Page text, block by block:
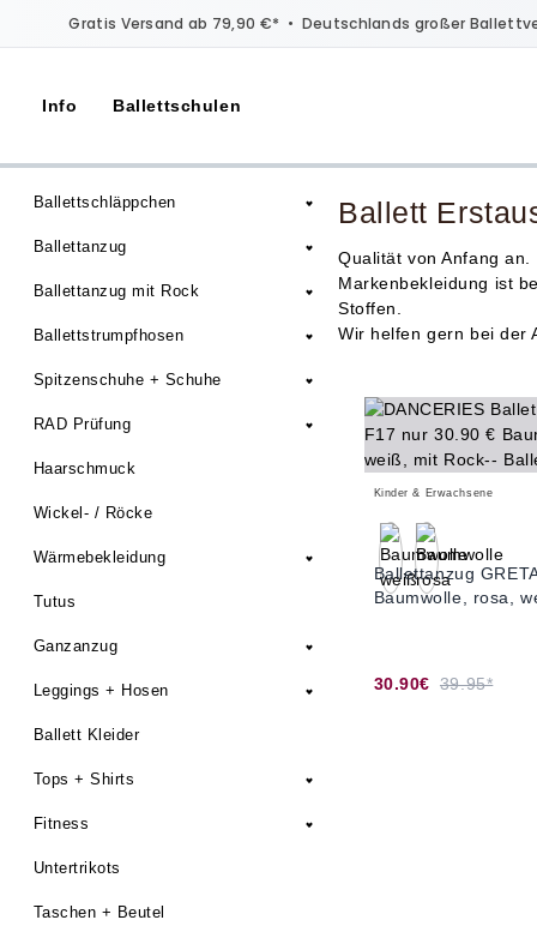
Gratis Versand ab 79,90 €* • Deutschlands großer
Info Ballettschulen
Ballettschläppchen
Ballettanzug
Ballettanzug mit Rock
Ballettstrumpfhosen
Spitzenschuhe + Schuhe
RAD Prüfung
Haarschmuck
Wickel- / Röcke
Wärmebekleidung
Tutus
Ganzanzug
Leggings + Hosen
Ballett Kleider
Tops + Shirts
Fitness
Untertrikots
Taschen + Beutel
Ballett
Qualität von Anfang an.
Markenbekleidung ist
Stoffen.
Wir helfen gern bei der
Kinder & Erwachsene
Ballettanzug
Baumwolle, rosa,
30.90€ 39.95*